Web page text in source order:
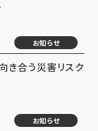
お知らせ
き合う災害リスク
お知らせ